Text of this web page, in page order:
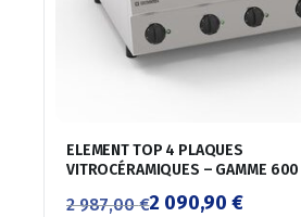
ELEMENT TOP 4 PLAQUES
VITROCÉRAMIQUES – GAMME 600
2 987,00€2 090,90 €